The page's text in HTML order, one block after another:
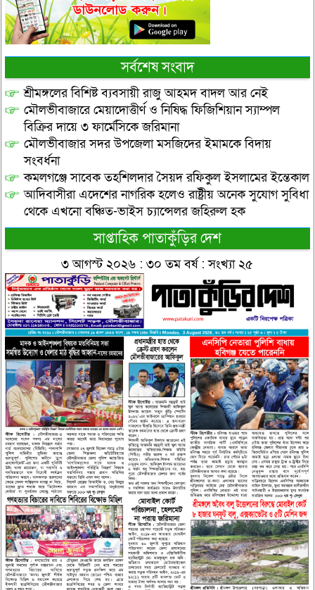
সর্বশেষ সংবাদ
শ্রীমঙ্গলের বিশিষ্ট ব্যবসায়ী রাজু আহমদ বাদল আর নেই
মৌলভীবাজারে মেয়াদোত্তীর্ণ ও নিষিদ্ধ ফিজিশিয়ান স্যাম্পল
বিক্রির দায়ে ৩ ফার্মেসিকে জরিমানা
মৌলভীবাজার সদর উপজেলা মসজিদের ইমামকে বিদায়
সংবর্ধনা
কমলগঞ্জে সাবেক তহশিলদার সৈয়দ রফিকুল ইসলামের ইন্তেকাল
আদিবাসীরা এদেশের নাগরিক হলেও রাষ্ট্রীয় অনেক সুযোগ সুবিধা
থেকে এখনো বঞ্চিত-ভাইস চ্যান্সেলর জহিরুল হক
সাপ্তাহিক পাতাকুঁড়ির দেশ
৩ আগস্ট ২০২৬ : ৩০ তম বর্ষ : সংখ্যা ২৫